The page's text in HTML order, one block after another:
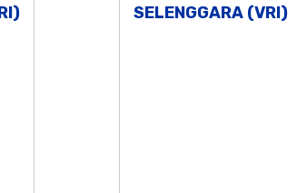
SELENGGARA (VRI)